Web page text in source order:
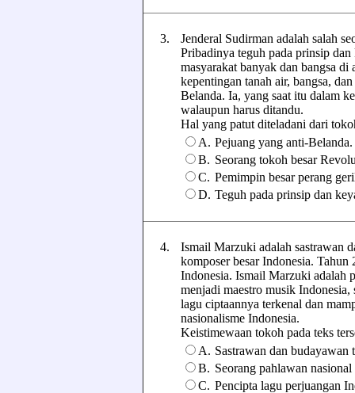
3.
Jenderal Sudirman adalah salah
Pribadinya teguh pada prinsip
masyarakat banyak dan bangsa
kepentingan tanah air, bangsa,
Belanda. Ia, yang saat itu dalam
walaupun harus ditandu.
Hal yang patut diteladani dari
A. Pejuang yang anti-Belanda.
B. Seorang tokoh besar
C. Pemimpin besar perang
D. Teguh pada prinsip dan
4.
Ismail Marzuki adalah sastrawan
komposer besar Indonesia.
Indonesia. Ismail Marzuki adalah
menjadi maestro musik
lagu ciptaannya terkenal dan
nasionalisme Indonesia.
Keistimewaan tokoh pada teks
A. Sastrawan dan budayawan
B. Seorang pahlawan
C. Pencipta lagu perjuangan